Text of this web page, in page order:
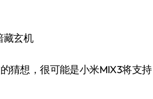
猜想，很可能是小米MIX3将支持